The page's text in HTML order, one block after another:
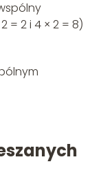
= 2 i 4 × 2 = 8)